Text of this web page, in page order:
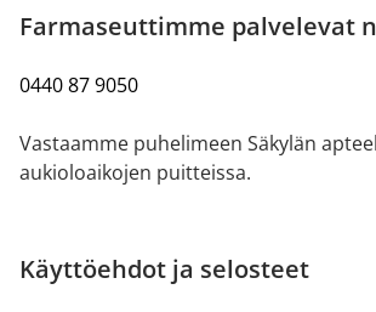
Farmaseuttimme palvelevat
0440 87 9050
Vastaamme puhelimeen Säkylän
aukioloaikojen puitteissa.
Käyttöehdot ja selosteet